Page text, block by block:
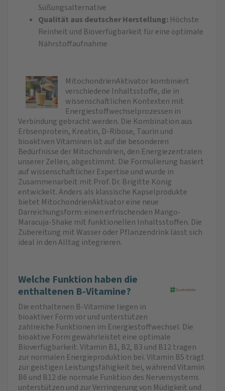
Süßungsalternative
Qualität aus deutscher Herstellung: Höchste
Reinheit und Bioverfügbarkeit für eine optimale
Nährstoffaufnahme
MitochondrienAktivator kombiniert
verschiedene Inhaltsstoffe, die in
wissenschaftlichen Kontexten mit
Energiestoffwechselprozessen in
Verbindung gebracht werden. Die Kombination aus
Erbsenprotein, Kreatin, D-Ribose, Taurin und
bioaktiven Vitaminen ist auf die besonderen
Bedürfnisse der Mitochondrien, den Energiezentralen
unserer Zellen, abgestimmt. Die Formulierung basiert
auf wissenschaftlicher Expertise und wurde in
Zusammenarbeit mit Prof. Dr. Brigitte König
entwickelt. Anders als klassische Kapselprodukte
bietet MitochondrienAktivator eine neue
Darreichungsform: einen erfrischenden Mango-
Maracuja-Shake mit funktionellen Inhaltsstoffen. Die
Zubereitung mit Wasser oder Pflanzendrink lässt sich
ideal in den Alltag integrieren.
Welche Funktion haben die
enthaltenen B‑Vitamine?
Die enthaltenen B-Vitamine liegen in
bioaktiver Form vor und unterstützen
zahlreiche Funktionen im Energiestoffwechsel. Die
bioaktive Form gewährleistet eine optimale
Bioverfügbarkeit. Vitamin B1, B2, B3 und B12 tragen
zur normalen Energieproduktion bei. Vitamin B5 trägt
zur geistigen Leistungsfähigkeit bei, während Vitamin
B6 und B12 die normale Funktion des Nervensystems
unterstützen und zur Verringerung von Müdigkeit und